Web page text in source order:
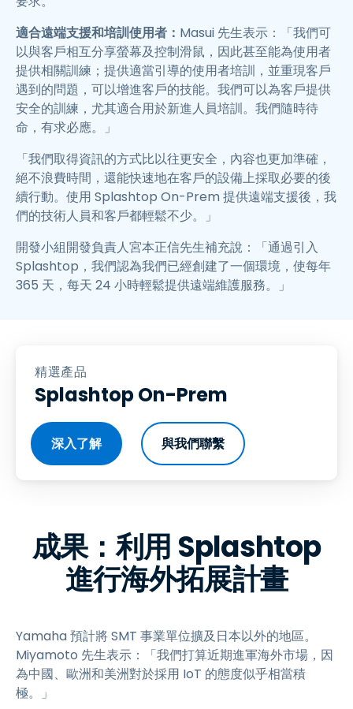
適合遠端支援和培訓使用者： Masui 先生表示：「我們可
以與客戶相互分享螢幕及控制滑鼠，因此甚至能為使用者
提供相關訓練；提供適當引導的使用者培訓，並重現客戶
遇到的問題，可以增進客戶的技能。我們可以為客戶提供
安全的訓練，尤其適合用於新進人員培訓。我們隨時待
命，有求必應。」
「我們取得資訊的方式比以往更安全，內容也更加準確，
絕不浪費時間，還能快速地在客戶的設備上採取必要的後
續行動。使用 Splashtop On-Prem 提供遠端支援後，我
們的技術人員和客戶都輕鬆不少。」
開發小組開發負責人宮本正信先生補充說：「通過引入
Splashtop，我們認為我們已經創建了一個環境，使每年
365 天，每天 24 小時輕鬆提供遠端維護服務。」
精選產品
Splashtop On-Prem
深入了解 與我們聯繫
成果：利用 Splashtop
進行海外拓展計畫
Yamaha 預計將 SMT 事業單位擴及日本以外的地區。
Miyamoto 先生表示：「我們打算近期進軍海外市場，因
為中國、歐洲和美洲對於採用 IoT 的態度似乎相當積
極。」